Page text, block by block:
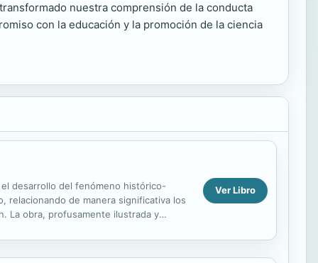
nuestra comprensión de la conducta
con la educación y la promoción de la ciencia
desarrollo del fenómeno histórico-
relacionando de manera significativa los
La obra, profusamente ilustrada y
Ver Libro